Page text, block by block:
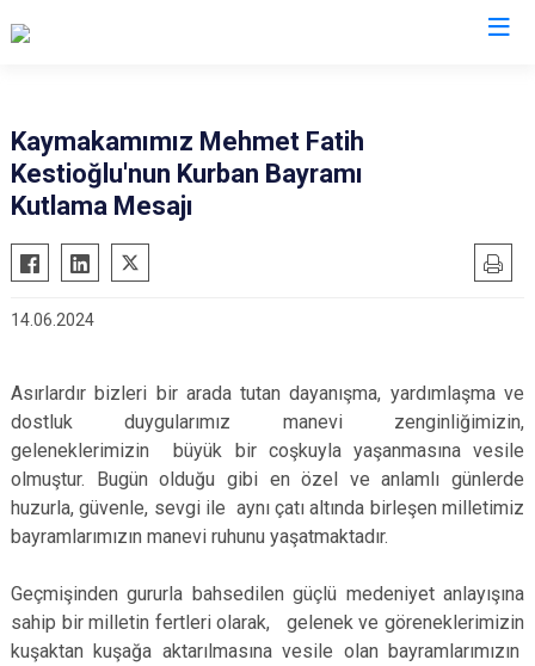
Alucra
Çamoluk
Espiye
Eynesil
Görele
Yağlıdere
Kaymakamımız Mehmet Fatih
Kestioğlu'nun Kurban Bayramı
Kutlama Mesajı
14.06.2024
Asırlardır bizleri bir arada tutan dayanışma, yardımlaşma ve
dostluk duygularımız manevi zenginliğimizin,
geleneklerimizin büyük bir coşkuyla yaşanmasına vesile
olmuştur. Bugün olduğu gibi en özel ve anlamlı günlerde
huzurla, güvenle, sevgi ile aynı çatı altında birleşen milletimiz
bayramlarımızın manevi ruhunu yaşatmaktadır.
Geçmişinden gururla bahsedilen güçlü medeniyet anlayışına
sahip bir milletin fertleri olarak, gelenek ve göreneklerimizin
kuşaktan kuşağa aktarılmasına vesile olan bayramlarımızın